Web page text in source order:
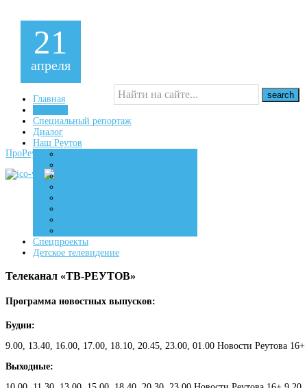
16+
ПроРеутов
Главная
Специальный репортаж
Диалог
Наш Реутов
Спецпроекты
Детское телевидение
Телеканал «ТВ-РЕУТОВ»
Программа новостных выпусков:
Будни:
9.00, 13.40, 16.00, 17.00, 18.10, 20.45, 23.00, 01.00 Новости Реутова
Выходные:
21
апреля